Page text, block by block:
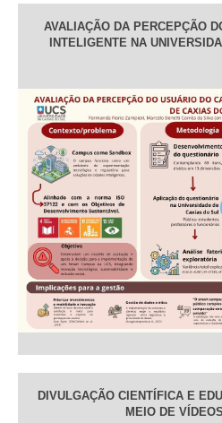
AVALIAÇÃO DA PERCEPÇÃO
INTELIGENTE NA
DIVULGAÇÃO CIENTÍFICA E
MEIO DE